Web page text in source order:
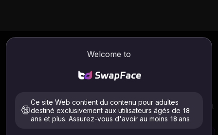
Welcome to
🔞
Ce site Web contient du contenu pour adultes
destiné exclusivement aux utilisateurs âgés de 18
ans et plus. Assurez-vous d'avoir au moins 18 ans
Animateur d'Images
SwapFace AI Animateur d'Images utilise des modèles
performants pour transformer facilement des images fixes
saisissez l'invite et obtenez instantanément l'animation
photo IA souhaitée. Devenez créateur d'animations IA, c'est
possible.